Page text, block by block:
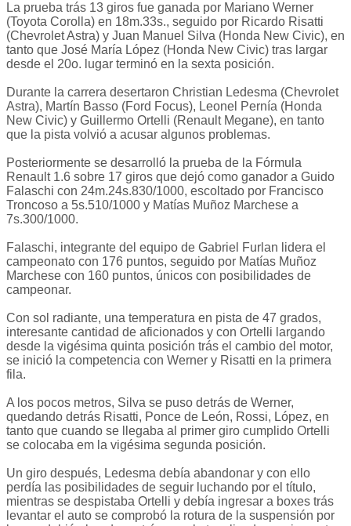
La prueba trás 13 giros fue ganada por Mariano Werner
(Toyota Corolla) en 18m.33s., seguido por Ricardo Risatti
(Chevrolet Astra) y Juan Manuel Silva (Honda New Civic), en
tanto que José María López (Honda New Civic) tras largar
desde el 20o. lugar terminó en la sexta posición.
Durante la carrera desertaron Christian Ledesma (Chevrolet
Astra), Martín Basso (Ford Focus), Leonel Pernía (Honda
New Civic) y Guillermo Ortelli (Renault Megane), en tanto
que la pista volvió a acusar algunos problemas.
Posteriormente se desarrolló la prueba de la Fórmula
Renault 1.6 sobre 17 giros que dejó como ganador a Guido
Falaschi con 24m.24s.830/1000, escoltado por Francisco
Troncoso a 5s.510/1000 y Matías Muñoz Marchese a
7s.300/1000.
Falaschi, integrante del equipo de Gabriel Furlan lidera el
campeonato con 176 puntos, seguido por Matías Muñoz
Marchese con 160 puntos, únicos con posibilidades de
campeonar.
Con sol radiante, una temperatura en pista de 47 grados,
interesante cantidad de aficionados y con Ortelli largando
desde la vigésima quinta posición trás el cambio del motor,
se inició la competencia con Werner y Risatti en la primera
fila.
A los pocos metros, Silva se puso detrás de Werner,
quedando detrás Risatti, Ponce de León, Rossi, López, en
tanto que cuando se llegaba al primer giro cumplido Ortelli
se colocaba em la vigésima segunda posición.
Un giro después, Ledesma debía abandonar y con ello
perdía las posibilidades de seguir luchando por el título,
mientras se despistaba Ortelli y debía ingresar a boxes trás
levantar el auto se comprobó la rotura de la suspensión por